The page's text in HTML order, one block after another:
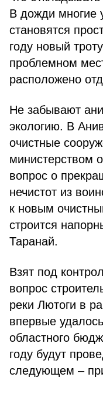
В дожди многие
становятся
году новый
проблемном
расположено
Не забывают
экологию. В
очистные
министерством
вопрос о
нечистот из
к новым
строится
Таранай.
Взят под
вопрос
реки Лютоги в
впервые
областного
году будут
следующем –